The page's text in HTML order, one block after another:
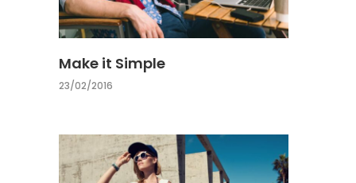
Make it Simple
23/02/2016